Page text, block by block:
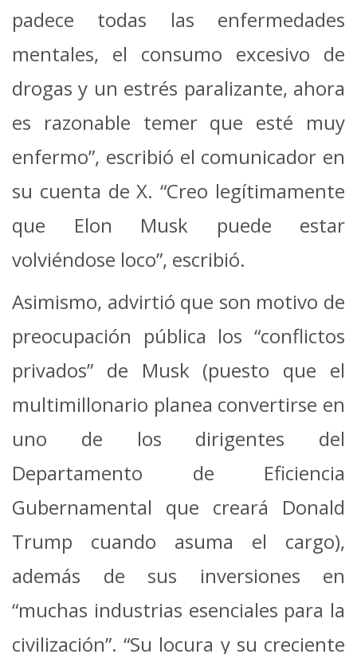
padece todas las enfermedades
mentales, el consumo excesivo de
drogas y un estrés paralizante, ahora
es razonable temer que esté muy
enfermo”, escribió el comunicador en
su cuenta de X. “Creo legítimamente
que Elon Musk puede estar
volviéndose loco”, escribió.
Asimismo, advirtió que son motivo de
preocupación pública los “conflictos
privados” de Musk (puesto que el
multimillonario planea convertirse en
uno de los dirigentes del
Departamento de Eficiencia
Gubernamental que creará Donald
Trump cuando asuma el cargo),
además de sus inversiones en
“muchas industrias esenciales para la
civilización”. “Su locura y su creciente